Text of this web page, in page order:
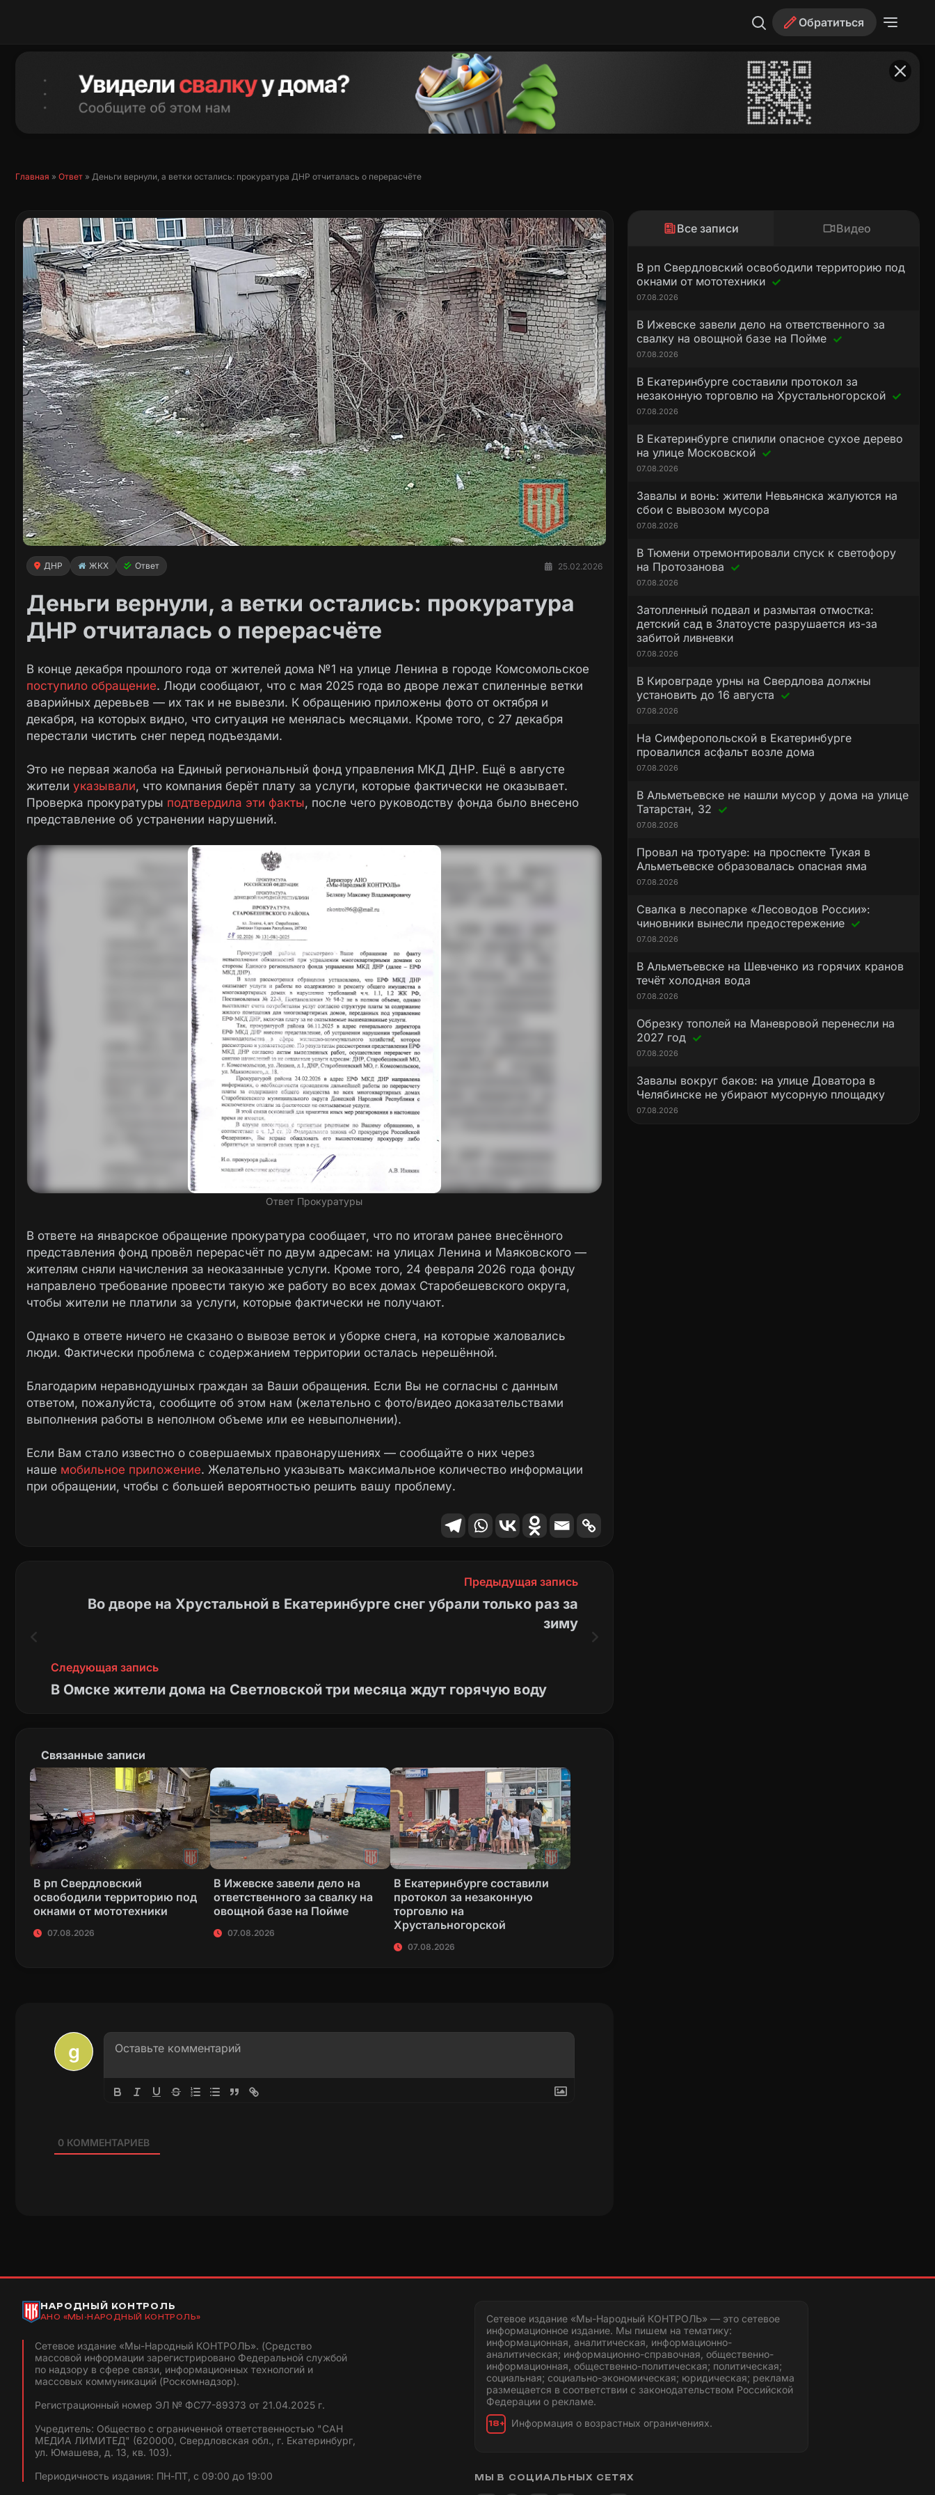
Обратиться
Главная » Ответ » Деньги вернули, а ветки остались: прокуратура ДНР отчиталась о перерасчёте
ДНР ЖКХ Ответ 25.02.2026
Деньги вернули, а ветки остались: прокуратура
ДНР отчиталась о перерасчёте
В конце декабря прошлого года от жителей дома №1 на улице Ленина в городе Комсомольское
поступило обращение. Люди сообщают, что с мая 2025 года во дворе лежат спиленные ветки
аварийных деревьев — их так и не вывезли. К обращению приложены фото от октября и
декабря, на которых видно, что ситуация не менялась месяцами. Кроме того, с 27 декабря
перестали чистить снег перед подъездами.
Это не первая жалоба на Единый региональный фонд управления МКД ДНР. Ещё в августе
жители указывали, что компания берёт плату за услуги, которые фактически не оказывает.
Проверка прокуратуры подтвердила эти факты, после чего руководству фонда было внесено
представление об устранении нарушений.
Ответ Прокуратуры
В ответе на январское обращение прокуратура сообщает, что по итогам ранее внесённого
представления фонд провёл перерасчёт по двум адресам: на улицах Ленина и Маяковского —
жителям сняли начисления за неоказанные услуги. Кроме того, 24 февраля 2026 года фонду
направлено требование провести такую же работу во всех домах Старобешевского округа,
чтобы жители не платили за услуги, которые фактически не получают.
Однако в ответе ничего не сказано о вывозе веток и уборке снега, на которые жаловались
люди. Фактически проблема с содержанием территории осталась нерешённой.
Благодарим неравнодушных граждан за Ваши обращения. Если Вы не согласны с данным
ответом, пожалуйста, сообщите об этом нам (желательно с фото/видео доказательствами
выполнения работы в неполном объеме или ее невыполнении).
Если Вам стало известно о совершаемых правонарушениях — сообщайте о них через
наше мобильное приложение. Желательно указывать максимальное количество информации
при обращении, чтобы с большей вероятностью решить вашу проблему.
Предыдущая запись
Во дворе на Хрустальной в Екатеринбурге снег убрали только раз за
зиму
Следующая запись
В Омске жители дома на Светловской три месяца ждут горячую воду
Связанные записи
В рп Свердловский
освободили территорию под
окнами от мототехники
07.08.2026
В Ижевске завели дело на
ответственного за свалку на
овощной базе на Пойме
07.08.2026
В Екатеринбурге составили
протокол за незаконную
торговлю на
Хрустальногорской
07.08.2026
0КОММЕНТАРИЕВ
Все записи Видео
В рп Свердловский освободили территорию под
окнами от мототехники
07.08.2026
В Ижевске завели дело на ответственного за
свалку на овощной базе на Пойме
07.08.2026
В Екатеринбурге составили протокол за
незаконную торговлю на Хрустальногорской
07.08.2026
В Екатеринбурге спилили опасное сухое дерево
на улице Московской
07.08.2026
Завалы и вонь: жители Невьянска жалуются на
сбои с вывозом мусора
07.08.2026
В Тюмени отремонтировали спуск к светофору
на Протозанова
07.08.2026
Затопленный подвал и размытая отмостка:
детский сад в Златоусте разрушается из-за
забитой ливневки
07.08.2026
В Кировграде урны на Свердлова должны
установить до 16 августа
07.08.2026
На Симферопольской в Екатеринбурге
провалился асфальт возле дома
07.08.2026
В Альметьевске не нашли мусор у дома на улице
Татарстан, 32
07.08.2026
Провал на тротуаре: на проспекте Тукая в
Альметьевске образовалась опасная яма
07.08.2026
Свалка в лесопарке «Лесоводов России»:
чиновники вынесли предостережение
07.08.2026
В Альметьевске на Шевченко из горячих кранов
течёт холодная вода
07.08.2026
Обрезку тополей на Маневровой перенесли на
2027 год
07.08.2026
Завалы вокруг баков: на улице Доватора в
Челябинске не убирают мусорную площадку
07.08.2026
НАРОДНЫЙ КОНТРОЛЬ
АНО «МЫ-НАРОДНЫЙ КОНТРОЛЬ»
Сетевое издание «Мы-Народный КОНТРОЛЬ». (Средство
массовой информации зарегистрировано Федеральной службой
по надзору в сфере связи, информационных технологий и
массовых коммуникаций (Роскомнадзор).
Регистрационный номер ЭЛ № ФС77-89373 от 21.04.2025 г.
Учредитель: Общество с ограниченной ответственностью "САН
МЕДИА ЛИМИТЕД" (620000, Свердловская обл., г. Екатеринбург,
ул. Юмашева, д. 13, кв. 103).
Периодичность издания: ПН-ПТ, с 09:00 до 19:00
Сетевое издание «Мы-Народный КОНТРОЛЬ» — это сетевое
информационное издание. Мы пишем на тематику:
информационная, аналитическая, информационно-
аналитическая; информационно-справочная, общественно-
информационная, общественно-политическая; политическая;
социальная; социально-экономическая; юридическая; реклама
размещается в соответствии с законодательством Российской
Федерации о рекламе.
18+ Информация о возрастных ограничениях.
МЫ В СОЦИАЛЬНЫХ СЕТЯХ